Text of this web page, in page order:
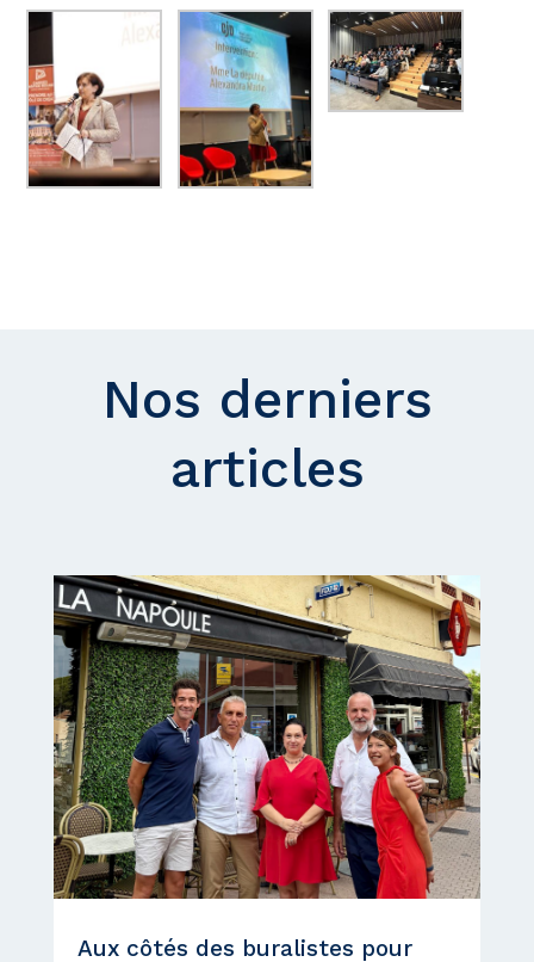
Nos derniers
articles
Aux côtés des buralistes pour